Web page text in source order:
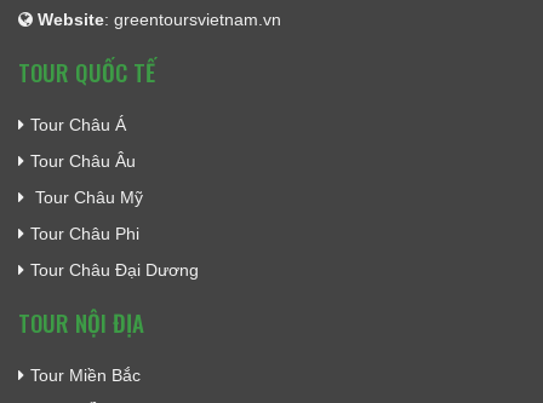
Website: greentoursvietnam.vn
TOUR QUỐC TẾ
Tour Châu Á
Tour Châu Âu
Tour Châu Mỹ
Tour Châu Phi
Tour Châu Đại Dương
TOUR NỘI ĐỊA
Tour Miền Bắc